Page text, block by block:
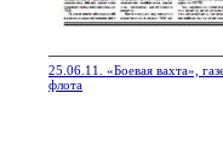
25.06.11. «Боевая вахта»,
флота